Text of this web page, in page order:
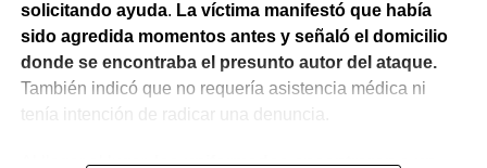
solicitando ayuda. La víctima manifestó que había
sido agredida momentos antes y señaló el domicilio
donde se encontraba el presunto autor del ataque.
También indicó que no requería asistencia médica ni
tenía intención de radicar una denuncia.
Al llegar al lugar,los uniformados encontraron a un